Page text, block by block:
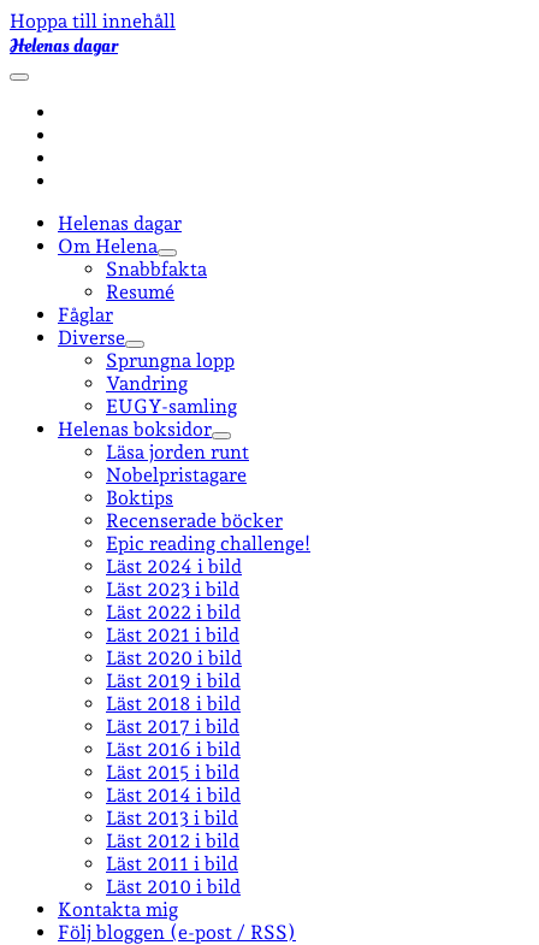
Hoppa till innehåll
Helenas dagar
öppna
Helenas dagar
Om Helena
öppna
undermeny
Snabbfakta
Resumé
Fåglar
Diverse
öppna
undermeny
Sprungna lopp
Vandring
EUGY-samling
Helenas boksidor
öppna
undermeny
Läsa jorden runt
Nobelpristagare
Boktips
Recenserade böcker
Epic reading challenge!
Läst 2024 i bild
Läst 2023 i bild
Läst 2022 i bild
Läst 2021 i bild
Läst 2020 i bild
Läst 2019 i bild
Läst 2018 i bild
Läst 2017 i bild
Läst 2016 i bild
Läst 2015 i bild
Läst 2014 i bild
Läst 2013 i bild
Läst 2012 i bild
Läst 2011 i bild
Läst 2010 i bild
Kontakta mig
Följ bloggen (e-post / RSS)